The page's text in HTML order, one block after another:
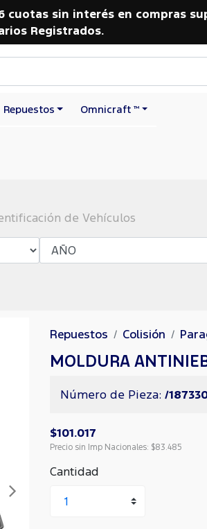
sin interés en compras
Registrados.
Repuestos Omnicraft ™
de Vehículos
Siguiente
Repuestos Colisión
MOLDURA
Número de Pieza: /
$101.017
Precio sin Imp Nacionales: $83.485
Cantidad